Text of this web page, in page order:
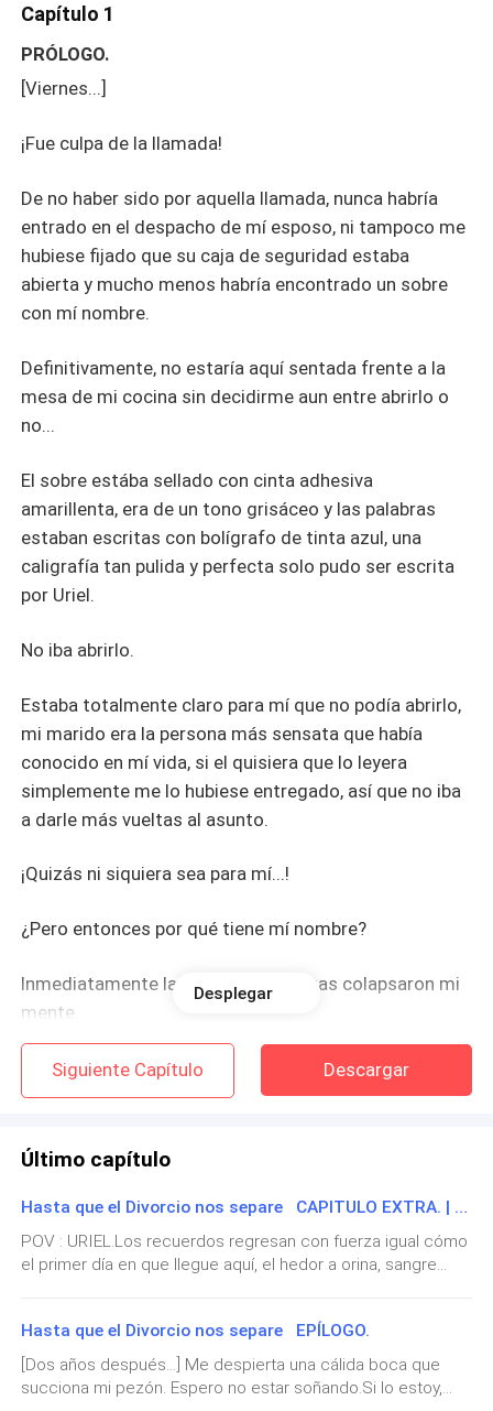
Capítulo 1
PRÓLOGO.
[Viernes...]
¡Fue culpa de la llamada!
De no haber sido por aquella llamada, nunca habría
entrado en el despacho de mí esposo, ni tampoco me
hubiese fijado que su caja de seguridad estaba
abierta y mucho menos habría encontrado un sobre
con mí nombre.
Definitivamente, no estaría aquí sentada frente a la
mesa de mi cocina sin decidirme aun entre abrirlo o
no...
El sobre estába sellado con cinta adhesiva
amarillenta, era de un tono grisáceo y las palabras
estaban escritas con bolígrafo de tinta azul, una
caligrafía tan pulida y perfecta solo pudo ser escrita
por Uriel.
No iba abrirlo.
Estaba totalmente claro para mí que no podía abrirlo,
mi marido era la persona más sensata que había
conocido en mí vida, si el quisiera que lo leyera
simplemente me lo hubiese entregado, así que no iba
a darle más vueltas al asunto.
¡Quizás ni siquiera sea para mí...!
¿Pero entonces por qué tiene mí nombre?
Inmediatamente la lluvia de preguntas colapsaron mi
mente.
¿Cuándo lo había escrito? ¿Que contenia en su
interior? El material se veía desgastado pero no
¿Afectaría mi vida o la de mis hijos?
al momento de encontrarla, yo por el contrario llevaba
casi cinco horas pensando la situación.
Hice una lista mental de mis amigas y cuáles serías
Desplegar
Siguiente Capítulo Descargar
Último capítulo
Hasta que el Divorcio nos separe CAPITULO EXTRA. | Hasta que el divorcio nos separó.
POV : URIEL.Los recuerdos regresan con fuerza igual cómo
el primer día en que llegue aquí, el hedor a orina, sangre
remordimiento de haber perdido lo más valioso que tenía
en mi vida, en cuestión de segundos pase de tenerlo todo a
no tener nada. Hubiese sido mejor haber muerto, a tener
que vivir así y ser despreciado por todos, aunque han
Hasta que el Divorcio nos separe EPÍLOGO.
[Dos años después...] Me despierta una cálida boca que
succiona mi pezón. Espero no estar soñando.Si lo estoy,